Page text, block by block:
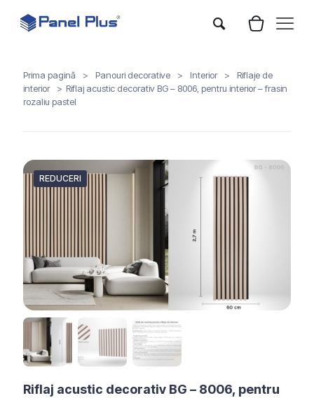
Prima pagină > Panouri decorative > Interior >
Riflaje de
interior
> Riflaj acustic decorativ BG – 8006, pentru interior – frasin
rozaliu pastel
REDUCERI
Riflaj acustic decorativ BG – 8006, pentru